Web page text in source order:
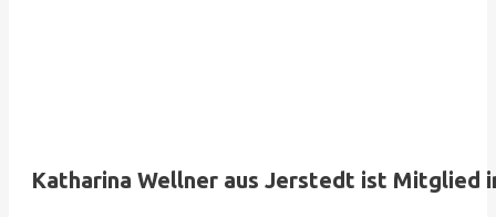
Katharina Wellner aus Jerstedt ist Mitglied